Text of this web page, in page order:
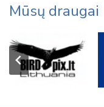
Mūsų draugai